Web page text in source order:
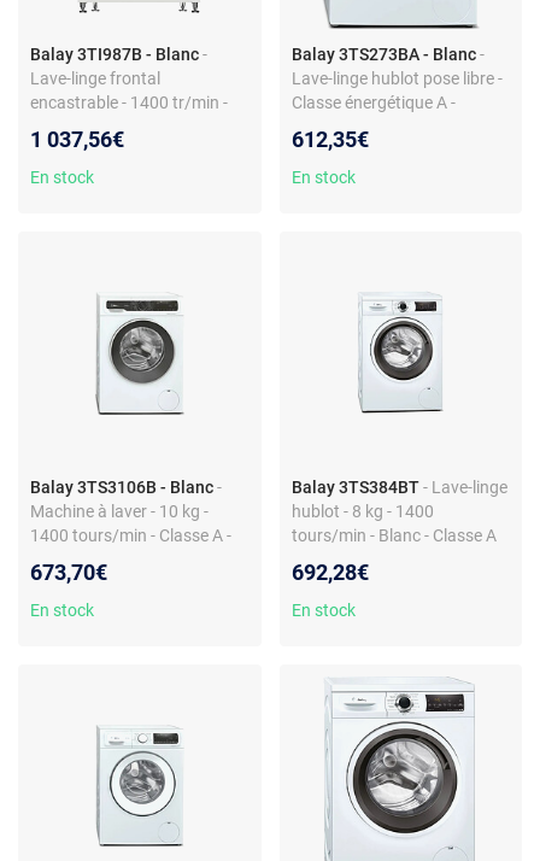
Balay 3TI987B - Blanc-
Lave-linge frontal
encastrable - 1400 tr/min -
temps restant - Verrouillage
enfant - Programmes laine -
1 037,56€
En stock
Balay 3TS273BA - Blanc -
Lave-linge hublot pose libre -
Classe énergétique A -
Programmes rapide/express
- Affichage du temps restant
612,35€
En stock
Balay 3TS3106B - Blanc-
Machine à laver - 10 kg -
1400 tours/min - Classe A -
673,70€
En stock
Balay 3TS384BT - Lave-linge
hublot - 8 kg - 1400
tours/min - Blanc - Classe A
692,28€
En stock